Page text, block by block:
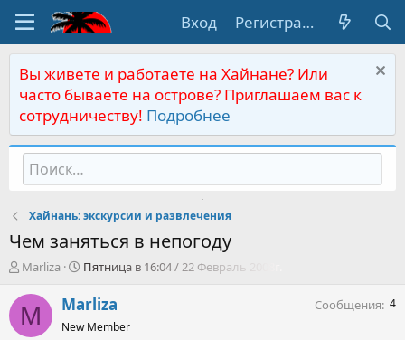
Вход Регистрация
Вы живете и работаете на Хайнане? Или
часто бываете на острове? Приглашаем вас к
сотрудничеству! Подробнее
Хайнань: экскурсии и развлечения
Чем заняться в непогоду
А
т
о
р
Marliza
Д
т
а
н
Пятница в 16:04 / 22 Февраль 2008г.
M Marliza
New Member
Сообщения 4